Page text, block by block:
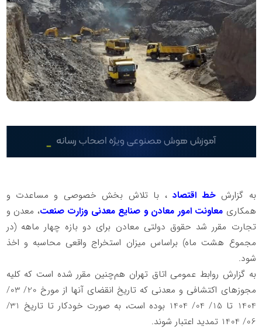
به گزارشخط اقتصاد، با تلاش بخش خصوصی و مساعدت و
همکاری معاونت امور معادن و صنایع معدنی وزارت صنعت، معدن و
تجارت مقرر شد حقوق دولتی معادن برای دو بازه چهار ماهه (در
مجموع هشت ماه) براساس میزان استخراج واقعی محاسبه و اخذ
شود.
به گزارش روابط عمومی اتاق تهران هم‌‌‌‌چنین مقرر شده است که کلیه
مجوزهای اکتشافی و معدنی که تاریخ انقضای آنها از مورخ 20/ 03/
1404 تا 15/ 04/ 1404 بوده است، به صورت خودکار تا تاریخ 31/
06/ 1404 تمدید اعتبار شوند.